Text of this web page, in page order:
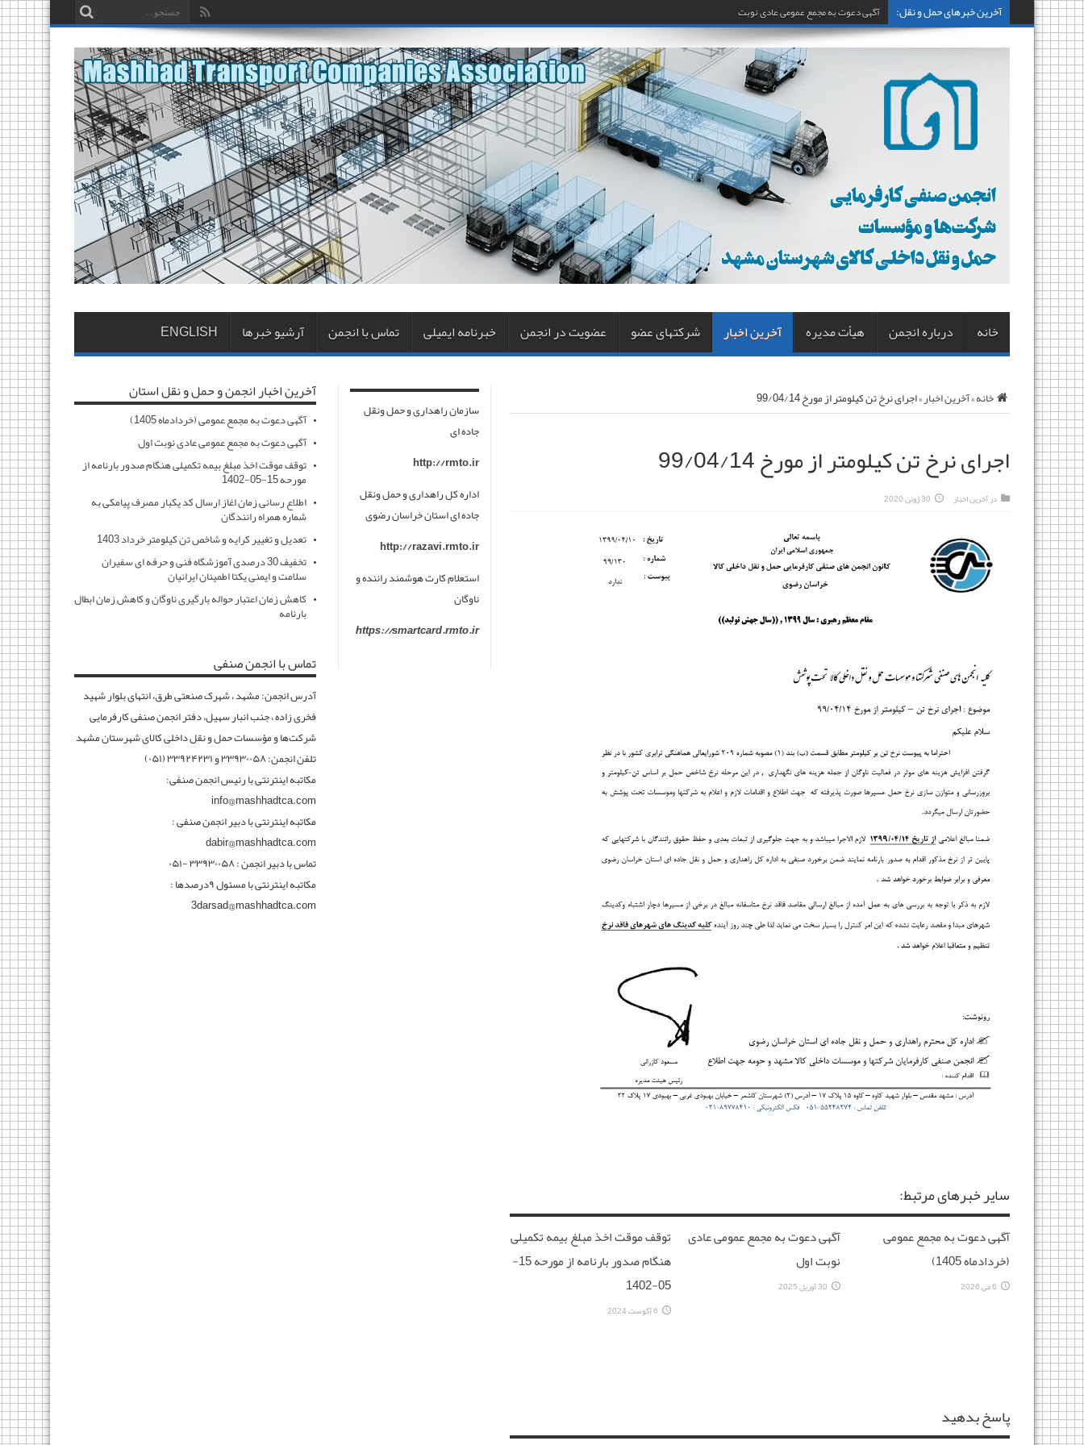
آخرین خبرهای حمل و نقل: آگهی دعوت به مجمع عمومی عادی نوبت اول
خانه درباره انجمن هیأت مدیره آخرین اخبار شرکتهای عضو عضویت در انجمن خبرنامه ایمیلی تماس با انجمن آرشیو خبرها ENGLISH
خانه»آخرین اخبار»اجرای نرخ تن کیلومتر از مورخ 99/04/14
اجرای نرخ تن کیلومتر از مورخ 99/04/14
درآخرین اخبار 30 ژوئن 2020
سایر خبرهای مرتبط:
آگهی دعوت به مجمع عمومی
(خردادماه 1405)
6 می 2026
آگهی دعوت به مجمع عمومی عادی
نوبت اول
30 آوریل 2025
توقف موقت اخذ مبلغ بیمه تکمیلی
هنگام صدور بارنامه از مورحه 15-
05-1402
6 آگوست 2024
پاسخ بدهید
سازمان راهداری و حمل ونقل
جاده ای
http://rmto.ir
اداره کل راهداری و حمل ونقل
جاده ای استان خراسان رضوی
http://razavi.rmto.ir
استعلام کارت هوشمند راننده و
ناوگان
https://smartcard.rmto.ir
آخرین اخبار انجمن و حمل و نقل استان
آگهی دعوت به مجمع عمومی (خردادماه 1405)
آگهی دعوت به مجمع عمومی عادی نوبت اول
توقف موقت اخذ مبلغ بیمه تکمیلی هنگام صدور بارنامه از
مورحه 15-05-1402
اطلاع رسانی زمان اغاز ارسال کد یکبار مصرف پیامکی به
شماره همراه رانندگان
تعدیل و تغییر کرایه و شاخص تن کیلومتر خرداد 1403
تخفیف 30 درصدی آموزشگاه فنی و حرفه ای سفیران
سلامت و ایمنی یکتا اطمینان ایرانیان
کاهش زمان اعتبار حواله بارگیری ناوگان و کاهش زمان ابطال
بارنامه
تماس با انجمن صنفی
آدرس انجمن: مشهد ، شهرک صنعتی طرق، انتهای بلوار شهید
فخری زاده ، جنب انبار سهیل، دفتر انجمن صنفی کارفرمایی
شرکت‌ها و مؤسسات حمل و نقل داخلی کالای شهرستان مشهد
تلفن انجمن: ۳۳۹۳۰۰۵۸ و ۳۳۹۲۴۲۳۱ (۰۵۱)
مکاتبه اینترنتی با رئیس انجمن صنفی:
info@mashhadtca.com
مکاتبه اینترنتی با دبیر انجمن صنفی :
dabir@mashhadtca.com
تماس با دبیر انجمن : ۳۳۹۳۰۰۵۸ -۰۵۱
مکاتبه اینترنتی با مسئول ۹درصدها :
3darsad@mashhadtca.com